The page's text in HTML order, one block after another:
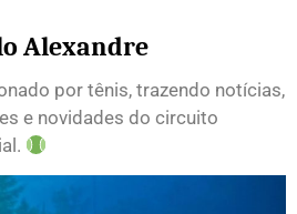
Alexandre
por tênis, trazendo notícias,
e novidades do circuito